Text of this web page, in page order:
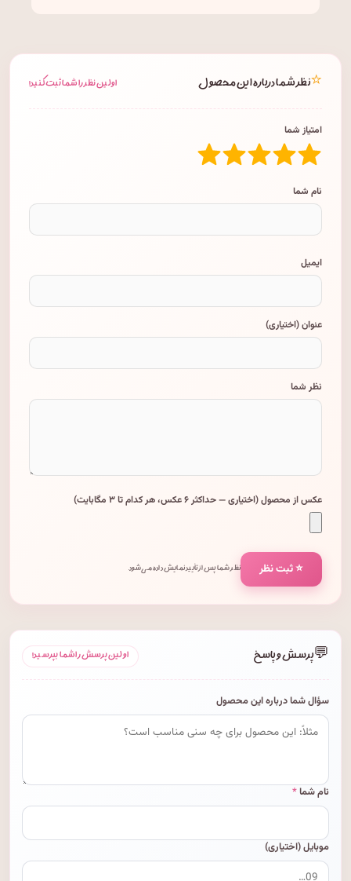
⭐نظر شما درباره این محصول اولین نظر را شما ثبت کنید!
امتیاز شما
نام شما
ایمیل
عنوان (اختیاری)
نظر شما
عکس از محصول (اختیاری — حداکثر ۶ عکس، هر کدام تا ۳ مگابایت)
⭐ ثبت نظر نظر شما پس از تأیید نمایش داده می‌شود.
💬پرسش و پاسخ اولین پرسش را شما بپرسید!
سؤال شما درباره این محصول
نام شما*
موبایل (اختیاری)